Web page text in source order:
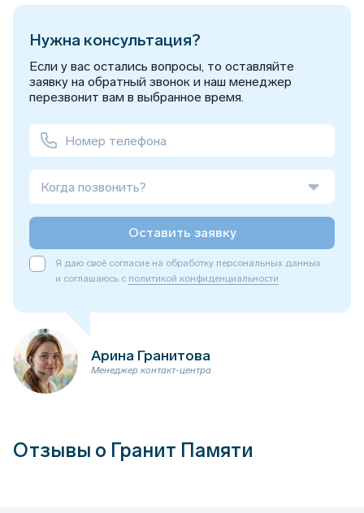
Нужна консультация?
Если у вас остались вопросы, то оставляйте
заявку на обратный звонок и наш менеджер
перезвонит вам в выбранное время.
Когда позвонить?
Оставить заявку
Я даю своё согласие на обработку персональных данных
и соглашаюсь с политикой конфиденциальности
Арина Гранитова
Менеджер контакт-центра
Отзывы о Гранит Памяти